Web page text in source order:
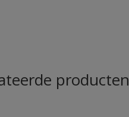
producten